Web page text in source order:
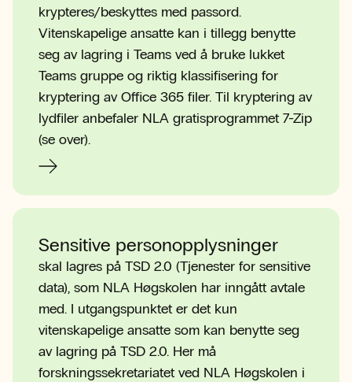
krypteres/beskyttes med passord.
Vitenskapelige ansatte kan i tillegg benytte
seg av lagring i Teams ved å bruke lukket
Teams gruppe og riktig klassifisering for
kryptering av Office 365 filer. Til kryptering av
lydfiler anbefaler NLA gratisprogrammet 7-Zip
(se over).
Sensitive personopplysninger
skal lagres på TSD 2.0 (Tjenester for sensitive
data), som NLA Høgskolen har inngått avtale
med. I utgangspunktet er det kun
vitenskapelige ansatte som kan benytte seg
av lagring på TSD 2.0. Her må
forskningssekretariatet ved NLA Høgskolen i